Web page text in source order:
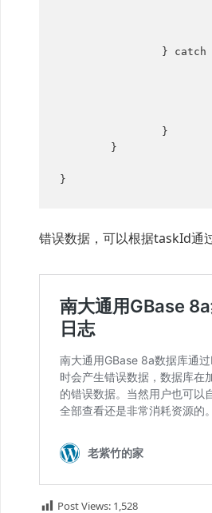
错误数据，可以根据taskId通
Post Views: 1,528